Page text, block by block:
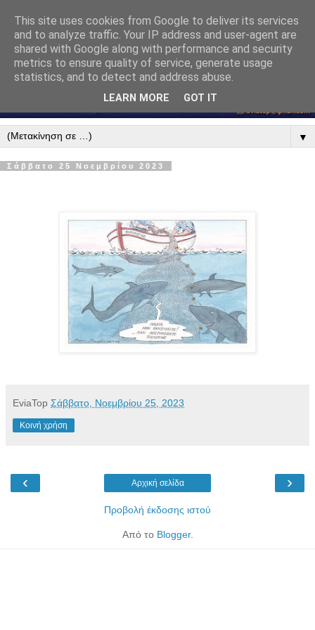
▼
Σάββατο 25 Νοεμβρίου 2023
EviaTop Σάββατο, Νοεμβρίου 25, 2023
Κοινή χρήση
‹ ›
Αρχική σελίδα
Προβολή έκδοσης ιστού
Από το Blogger.
This site uses cookies from Google to deliver its services
and to analyze traffic. Your IP address and user-agent are
shared with Google along with performance and security
metrics to ensure quality of service, generate usage
statistics, and to detect and address abuse.
LEARN MORE GOT IT